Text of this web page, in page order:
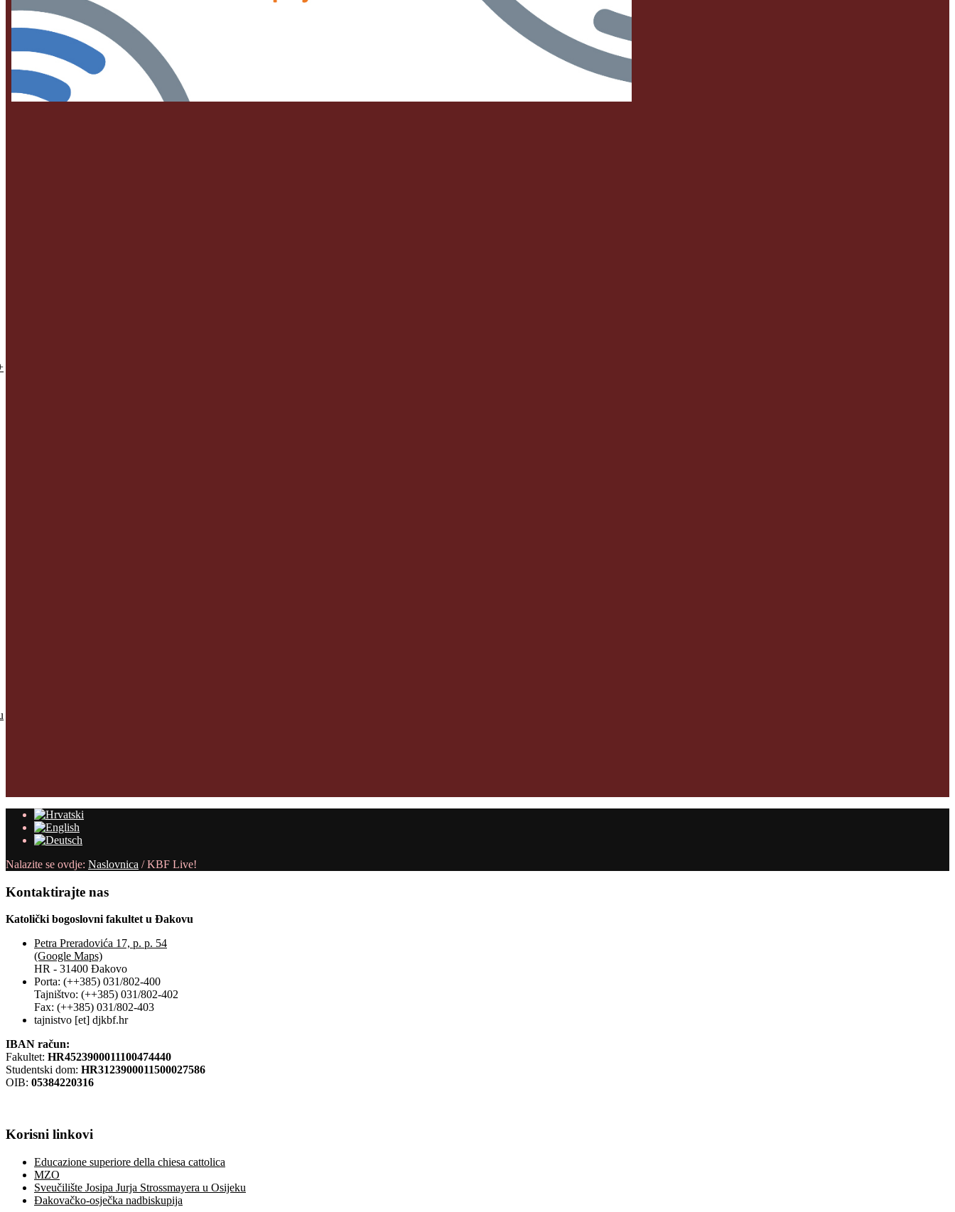
Nalazite se ovdje: Naslovnica /KBF Live!
Kontaktirajte nas
Katolički bogoslovni fakultet u Đakovu
Petra Preradovića 17, p. p. 54
(Google Maps)
HR - 31400 Đakovo
Porta: (++385) 031/802-400
Tajništvo: (++385) 031/802-402
Fax: (++385) 031/802-403
tajnistvo [et] djkbf.hr
IBAN račun:
Fakultet: HR4523900011100474440
Studentski dom: HR3123900011500027586
OIB: 05384220316
Korisni linkovi
Educazione superiore della chiesa cattolica
MZO
Sveučilište Josipa Jurja Strossmayera u Osijeku
Đakovačko-osječka nadbiskupija